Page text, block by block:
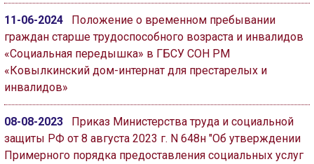
11-06-2024
Положение о временном пребывании
граждан старше трудоспособного возраста и инвалидов
«Социальная передышка» в ГБСУ СОН РМ
«Ковылкинский дом-интернат для престарелых и
инвалидов»
08-08-2023
Приказ Министерства труда и социальной
защиты РФ от 8 августа 2023 г. N 648н "Об утверждении
Примерного порядка предоставления социальных услуг